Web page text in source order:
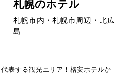
札幌のホテル
札幌市内・札幌市周辺・北広
島
表する観光エリア！格安ホテルか